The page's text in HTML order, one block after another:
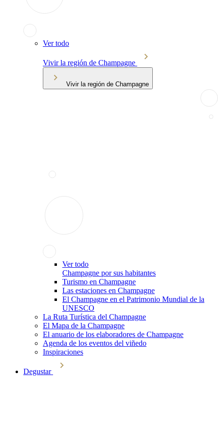
Ver todo
Vivir la región de Champagne
Vivir la región de Champagne
Ver todo
Champagne por sus habitantes
Turismo en Champagne
Las estaciones en Champagne
El Champagne en el Patrimonio Mundial de la
UNESCO
La Ruta Turística del Champagne
El Mapa de la Champagne
El anuario de los elaboradores de Champagne
Agenda de los eventos del viñedo
Inspiraciones
Degustar